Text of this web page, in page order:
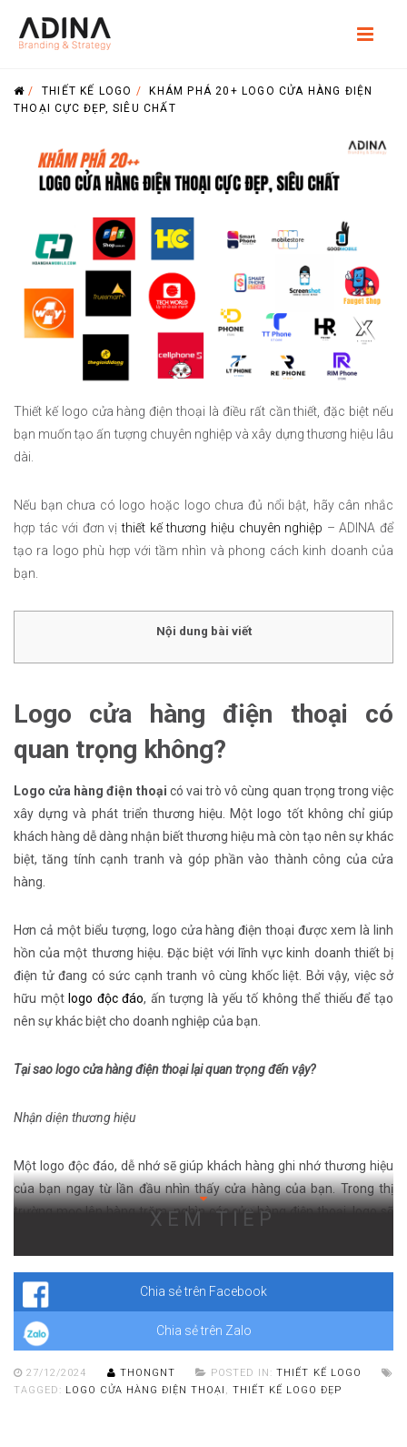
/THIẾT KẾ LOGO /
KHÁM PHÁ 20+ LOGO CỬA HÀNG ĐIỆN
THOẠI CỰC ĐẸP, SIÊU CHẤT
Thiết kế logo cửa hàng điện thoại là điều rất cần thiết, đặc biệt nếu
bạn muốn tạo ấn tượng chuyên nghiệp và xây dựng thương hiệu lâu
dài.
Nếu bạn chưa có logo hoặc logo chưa đủ nổi bật, hãy cân nhắc
hợp tác với đơn vị thiết kế thương hiệu chuyên nghiệp – ADINA để
tạo ra logo phù hợp với tầm nhìn và phong cách kinh doanh của
bạn.
Nội dung bài viết
Logo cửa hàng điện thoại có
quan trọng không?
Logo cửa hàng điện thoại có vai trò vô cùng quan trọng trong việc
xây dựng và phát triển thương hiệu. Một logo tốt không chỉ giúp
khách hàng dễ dàng nhận biết thương hiệu mà còn tạo nên sự khác
biệt, tăng tính cạnh tranh và góp phần vào thành công của cửa
hàng.
Hơn cả một biểu tượng, logo cửa hàng điện thoại được xem là linh
hồn của một thương hiệu. Đặc biệt với lĩnh vực kinh doanh thiết bị
điện tử đang có sức cạnh tranh vô cùng khốc liệt. Bởi vậy, việc sở
hữu một logo độc đáo, ấn tượng là yếu tố không thể thiếu để tạo
nên sự khác biệt cho doanh nghiệp của bạn.
Tại sao logo cửa hàng điện thoại lại quan trọng đến vậy?
Nhận diện thương hiệu
Một logo độc đáo, dễ nhớ sẽ giúp khách hàng ghi nhớ thương hiệu
của bạn ngay từ lần đầu nhìn thấy cửa hàng của bạn. Trong thị
trường mọc lên hàng trăm, nghìn các cửa hàng điện thoại, logo sẽ
thuộc với logo của bạn, họ sẽ dễ dàng tìm đến cửa hàng của bạn
hơn và có thể trở thành khách hàng trung thành.
XEM TIẾP
Chia sẻ trên Facebook
Chia sẻ trên Zalo
27/12/2024 THONGNT POSTED IN:THIẾT KẾ LOGO
TAGGED: LOGO CỬA HÀNG ĐIỆN THOẠI , THIẾT KẾ LOGO ĐẸP